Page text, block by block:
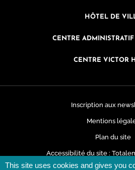
HÔTEL DE
CENTRE
CENTRE VICTOR
Inscription aux
Mentions
Plan du site
Accessibilité du site :
This site uses cookies and gives you